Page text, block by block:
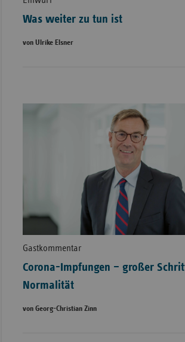
Was weiter zu tun ist
von Ulrike Elsner
Gastkommentar
Corona-Impfungen – großer
Normalität
von Georg-Christian Zinn